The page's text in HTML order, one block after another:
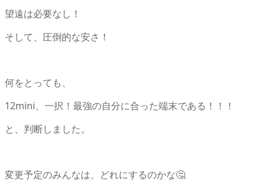
望遠は必要なし！
そして、圧倒的な安さ！
何をとっても、
12mini、一択！最強の自分に合った端末である！！！
と、判断しました。
変更予定のみんなは、どれにするのかな🤔